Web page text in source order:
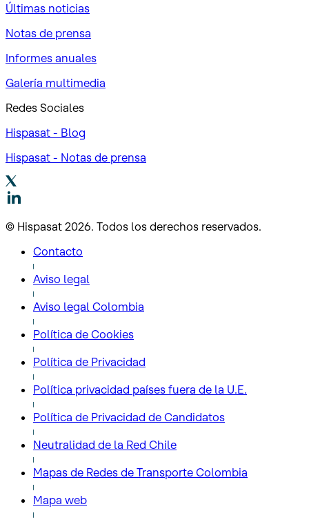
Últimas noticias
Notas de prensa
Informes anuales
Galería multimedia
Redes Sociales
Hispasat - Blog
Hispasat - Notas de prensa
© Hispasat 2026. Todos los derechos reservados.
Contacto
Aviso legal
Aviso legal Colombia
Política de Cookies
Política de Privacidad
Política privacidad países fuera de la U.E.
Política de Privacidad de Candidatos
Neutralidad de la Red Chile
Mapas de Redes de Transporte Colombia
Mapa web